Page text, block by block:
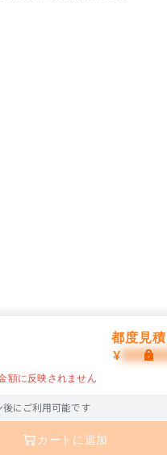
の魅力を求めて人々が集う場
都度見
¥
額に反映されません
にご利用可能です
カートに追加